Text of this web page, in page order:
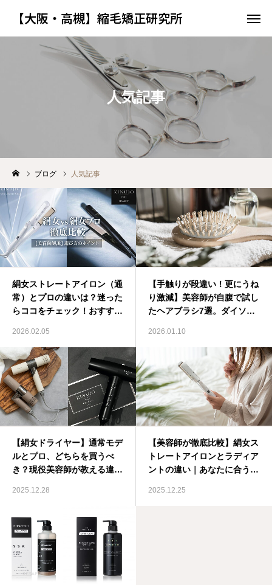
【大阪・高槻】縮毛矯正研究所
人気記事
ブログ 人気記事
絹女ストレートアイロン（通
常）とプロの違いは？迷った
らココをチェック！おすすめ
2026.02.05
【手触りが段違い！更にうね
り激減】美容師が自腹で試し
たヘアブラシ7選。ダイソー
ュー
2026.01.10
【絹女ドライヤー】通常モデ
ルとプロ、どちらを買うべ
き？現役美容師が教える違い
2025.12.28
【美容師が徹底比較】絹女ス
トレートアイロンとラディア
ントの違い｜あなたに合うお
2025.12.25
【大阪・高槻】縮毛矯正研究所
WEB予約
アクセス
コンセプト
OEM開発ストーリー
お知らせ
ブログ NEW
ご来店前の質問